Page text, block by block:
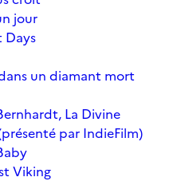
jour
Days
un diamant mort
La Divine
par IndieFilm)
Viking